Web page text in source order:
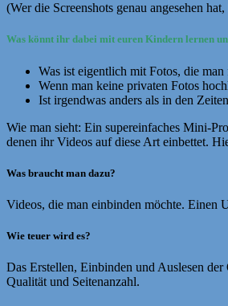
(Wer die Screenshots genau angesehen
Was könnt ihr dabei mit euren Kindern lernen
Was ist eigentlich mit Fotos, die
Wenn man keine privaten Fotos
Ist irgendwas anders als in den
Wie man sieht: Ein supereinfaches Mini-
denen ihr Videos auf diese Art einbettet.
Was braucht man dazu?
Videos, die man einbinden möchte. Einen
Wie teuer wird es?
Das Erstellen, Einbinden und Auslesen
Qualität und Seitenanzahl.